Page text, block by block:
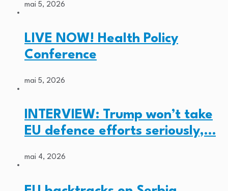
mai 5, 2026
LIVE NOW! Health Policy
Conference
mai 5, 2026
INTERVIEW: Trump won’t take
EU defence efforts seriously,…
mai 4, 2026